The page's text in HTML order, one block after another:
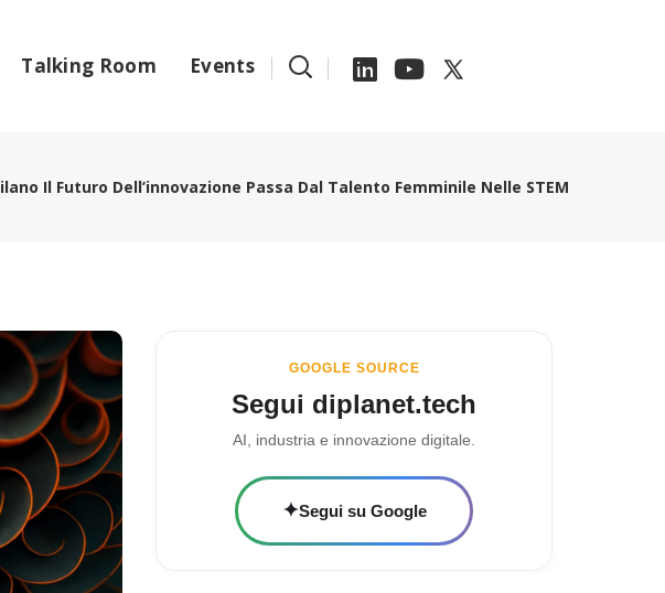
Talking Room Events
Il Futuro Dell’innovazione Passa Dal Talento Femminile Nelle STEM
GOOGLE SOURCE
Segui diplanet.tech
AI, industria e innovazione digitale.
✦Segui su Google